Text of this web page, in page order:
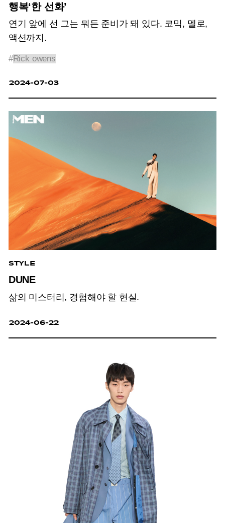
행복‘한 선화’
연기 앞에 선 그는 뭐든 준비가 돼 있다. 코믹, 멜로,
액션까지.
#Rick owens
2024-07-03
STYLE
DUNE
삶의 미스터리, 경험해야 할 현실.
2024-06-22